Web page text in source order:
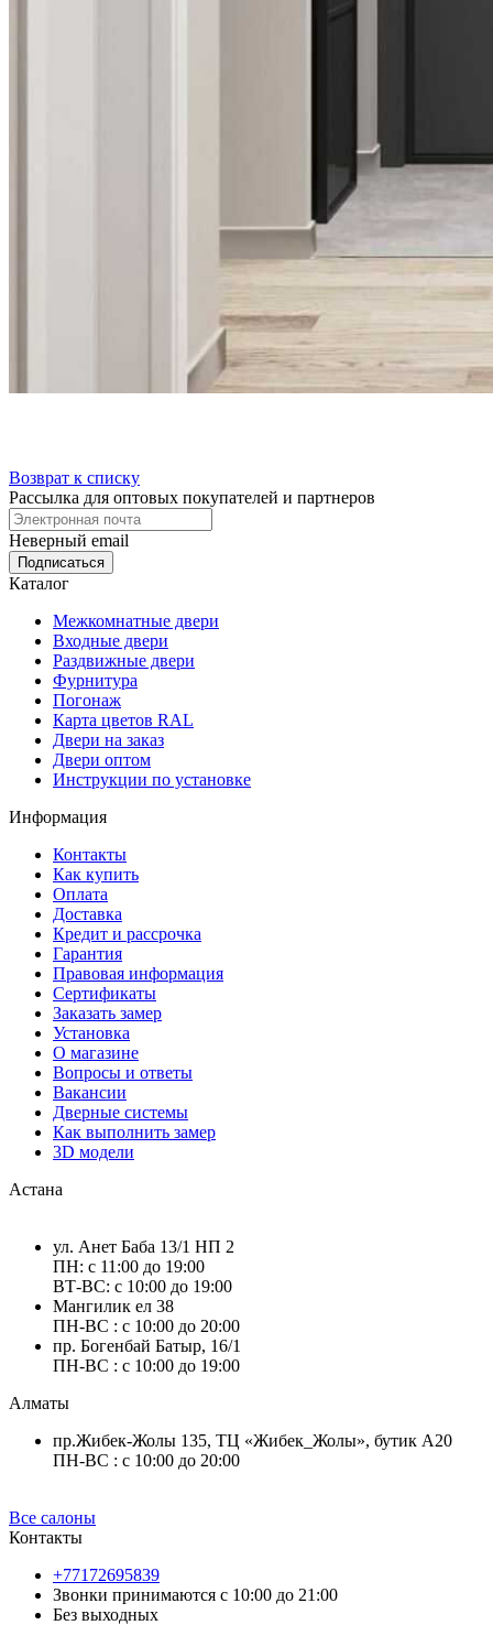
Возврат к списку
Рассылка для оптовых покупателей и партнеров
Неверный email
Каталог
Межкомнатные двери
Входные двери
Раздвижные двери
Фурнитура
Погонаж
Карта цветов RAL
Двери на заказ
Двери оптом
Инструкции по установке
Информация
Контакты
Как купить
Оплата
Доставка
Кредит и рассрочка
Гарантия
Правовая информация
Сертификаты
Заказать замер
Установка
О магазине
Вопросы и ответы
Вакансии
Дверные системы
Как выполнить замер
3D модели
Астана
ул. Анет Баба 13/1 НП 2
ПН: с 11:00 до 19:00
ВТ-ВС: с 10:00 до 19:00
Мангилик ел 38
ПН-ВС : с 10:00 до 20:00
пр. Богенбай Батыр, 16/1
ПН-ВС : с 10:00 до 19:00
Алматы
пр.Жибек-Жолы 135, ТЦ «Жибек_Жолы», бутик А20
ПН-ВС : с 10:00 до 20:00
Все салоны
Контакты
+77172695839
Звонки принимаются с 10:00 до 21:00
Без выходных